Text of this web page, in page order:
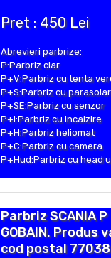
Pret : 450 Lei
Abrevieri parbrize:
P:Parbriz clar
P+V:Parbriz cu tenta
P+S:Parbriz cu parasolar
P+SE:Parbriz cu senzor
P+I:Parbriz cu incalzire
P+H:Parbriz heliomat
P+C:Parbriz cu camera
P+Hud:Parbriz cu head
Parbriz SCANIA
GOBAIN. Produs
cod postal